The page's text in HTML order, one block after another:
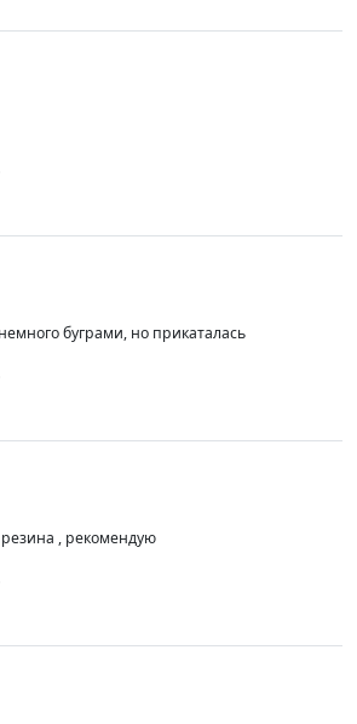
Продавцу спасибо, извиняюсь за 3
буграми, но прикаталась
, рекомендую